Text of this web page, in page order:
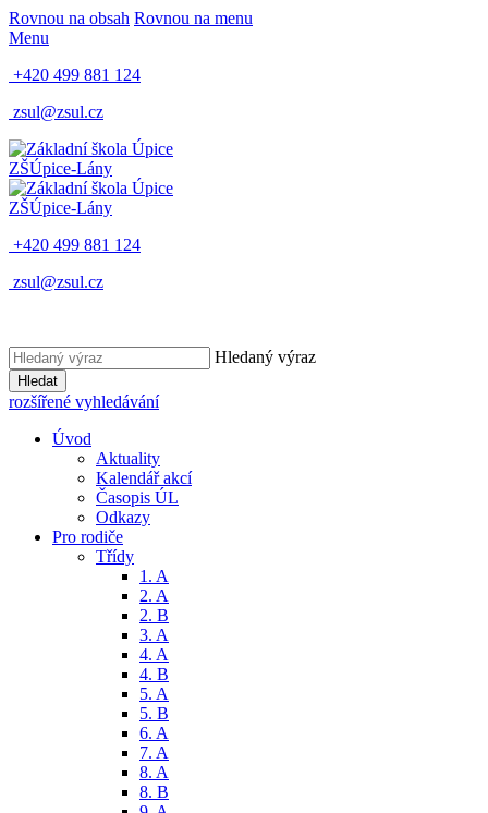
Rovnou na obsah Rovnou na menu
Menu
+420 499 881 124
zsul@zsul.cz
ZŠÚpice-Lány
ZŠÚpice-Lány
+420 499 881 124
zsul@zsul.cz
Hledaný výraz
Hledat
rozšířené vyhledávání
Úvod
Aktuality
Kalendář akcí
Časopis ÚL
Odkazy
Pro rodiče
Třídy
1. A
2. A
2. B
3. A
4. A
4. B
5. A
5. B
6. A
7. A
8. A
8. B